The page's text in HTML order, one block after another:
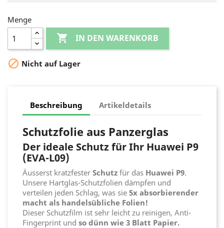
Menge
 IN DEN WARENKORB
 Nicht auf Lager
Beschreibung Artikeldetails
Schutzfolie aus Panzerglas
Der ideale Schutz für Ihr Huawei P9
(EVA-L09)
Äusserst kratzfester Schutz für das Huawei P9.
Unsere Hartglas-Schutzfolien dämpfen und
verteilen jeden Schlag, was sie 5x absorbierender
macht als handelsübliche Folien!
Dieser Schutzfilm ist sehr leicht zu reinigen, Anti-
Fingerprint und so dünn wie 3 Blatt Papier.